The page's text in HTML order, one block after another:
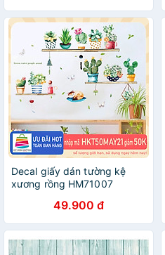
Decal giấy dán tường kệ
xương rồng HM71007
49.900 đ